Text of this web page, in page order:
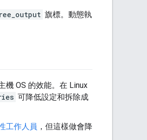
旗標。動態執
機 OS 的效能。在 Linux
可降低設定和拆除成
工作人員 ，但這樣做會降